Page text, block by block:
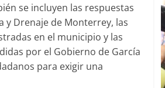
se incluyen las respuestas
y Drenaje de Monterrey, las
en el municipio y las
por el Gobierno de García
para exigir una